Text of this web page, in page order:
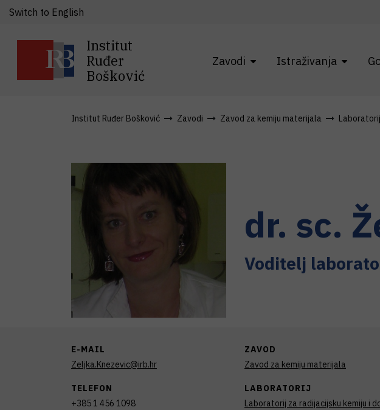
Institut
Ruđer
Bošković
Zavodi Istraživanja
Switch to English
Institut Ruđer Bošković Zavodi Zavod za kemiju materijala
dr. sc.
Voditelj
E-MAIL
Zeljka.Knezevic@irb.hr
TELEFON
+385 1 456 1098
ZAVOD
Zavod za kemiju materijala
LABORATORIJ
Laboratorij za radijacijsku kemiju i